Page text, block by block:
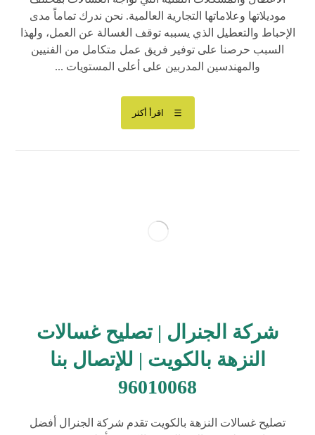
موديلاتها وعلاماتها التجارية العالمية. نحن ندرك تماماً مدى
الإحباط والتعطيل الذي يسببه توقف الغسالة عن العمل، ولهذا
السبب حرصنا على توفير فريق عمل متكامل من الفنيين
والمهندسين المدربين على أعلى المستويات ...
اقرأ أكثر
شركة الجنرال | تصليح غسالات
النزهة بالكويت | للإتصال بنا
96010068
تصليح غسالات النزهة بالكويت تقدم شركة الجنرال أفضل